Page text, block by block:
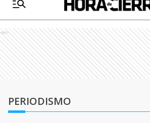
Ads
PERIODISMO